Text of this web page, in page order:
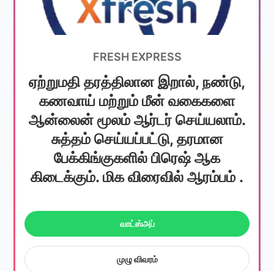
FRESH EXPRESS
ஏற்றுமதி தரத்திலான இறால், நண்டு,
கணவாய் மற்றும் மீன் வகைகளை
ஆன்லைன் மூலம் ஆர்டர் செய்யலாம்.
சுத்தம் செய்யப்பட்டு, தரமான
பேக்கிங்குகளில் பிரெஷ் ஆக
கிடைக்கும். மிக விரைவில் ஆரம்பம் .
வாட்ஸ்அப்
முழு விவரம்